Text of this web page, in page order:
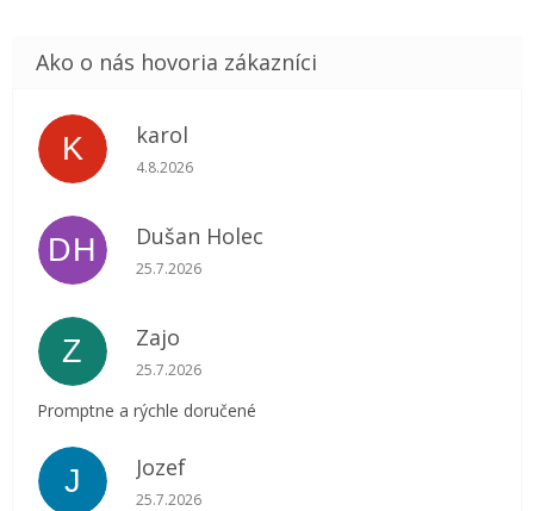
K karol
Hodnotenie obchodu je 5 z 5 hviezdičiek.
4.8.2026
DH Dušan Holec
Hodnotenie obchodu je 5 z 5 hviezdičiek.
25.7.2026
Z Zajo
Hodnotenie obchodu je 5 z 5 hviezdičiek.
25.7.2026
Promptne a rýchle doručené
J Jozef
Hodnotenie obchodu je 5 z 5 hviezdičiek.
25.7.2026